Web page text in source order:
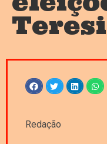
Redação